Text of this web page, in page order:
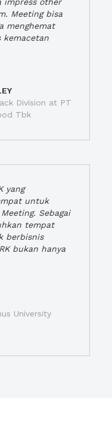
Meeting bisa
menghemat
kemacetan
Division at PT
Tbk
yang
untuk
Sebagai
tempat
berbisnis
bukan hanya
University